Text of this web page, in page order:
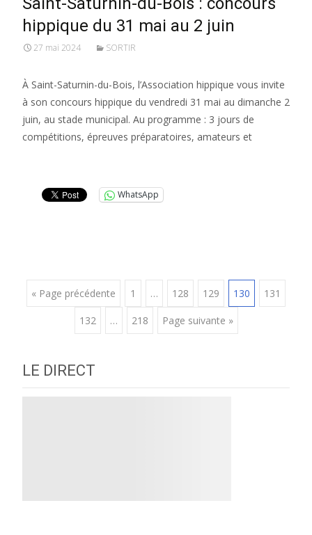
hippique du 31 mai au 2 juin
27 mai 2024 SORTIR
À Saint-Saturnin-du-Bois, l’Association hippique vous invite
à son concours hippique du vendredi 31 mai au dimanche 2
juin, au stade municipal. Au programme : 3 jours de
compétitions, épreuves préparatoires, amateurs et
WhatsApp
Posts
navigation
« Page précédente 1 … 128 129 130 131
132 … 218 Page suivante »
LE DIRECT